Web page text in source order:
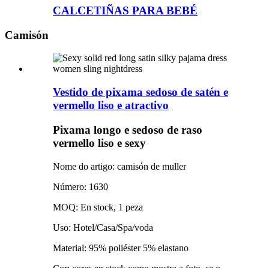
CALCETIÑAS PARA BEBÉ
Camisón
Vestido de pixama sedoso de satén e
vermello liso e atractivo
Pixama longo e sedoso de raso
vermello liso e sexy
Nome do artigo: camisón de muller
Número: 1630
MOQ: En stock, 1 peza
Uso: Hotel/Casa/Spa/voda
Material: 95% poliéster 5% elastano